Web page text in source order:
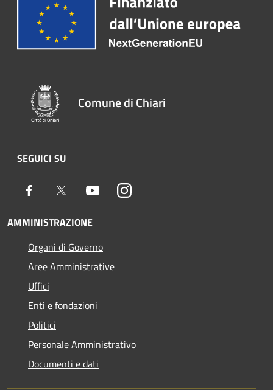
Comune di Chiari
SEGUICI SU
Facebook Twitter YoutubeInstagram
AMMINISTRAZIONE
Organi di Governo
Aree Amministrative
Uffici
Enti e fondazioni
Politici
Personale Amministrativo
Documenti e dati